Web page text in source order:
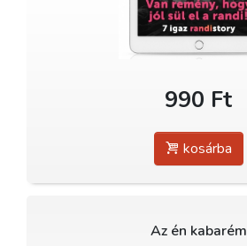
990 Ft
kosárba
Az én kabarém